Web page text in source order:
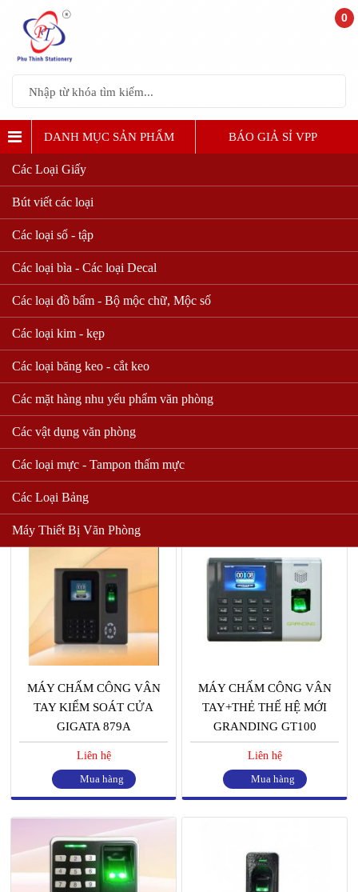
DANH MỤC SẢN PHẨM BÁO GIẢ SỈ VPP
Các Loại Giấy
Bút viết các loại
Các loại sổ - tập
Các loại bìa - Các loại Decal
Các loại đồ bấm - Bộ mộc chữ, Mộc số
Các loại kim - kẹp
Các loại băng keo - cắt keo
Các mặt hàng nhu yếu phẩm văn phòng
Các vật dụng văn phòng
Các loại mực - Tampon thấm mực
Các Loại Bảng
Máy Thiết Bị Văn Phòng
MÁY CHẤM CÔNG VÂN TAY
MÁY CHẤM CÔNG KIỂM
SOÁT CỬA BẰNG VÂN
Mua hàng
MÁY CHẤM CÔNG
MÁY CHẤM CÔNG VÂN
TAY KIỂM SOÁT CỬA
GIGATA 879A
Liên hệ
Mua hàng
MÁY CHẤM CÔNG VÂN
TAY+THẺ THẾ HỆ MỚI
GRANDING GT100
Liên hệ
Mua hàng
0